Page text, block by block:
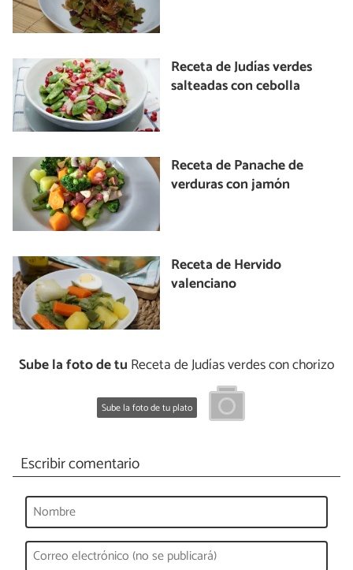
Receta de Judías verdes
salteadas con cebolla
Receta de Panache de
verduras con jamón
Receta de Hervido
valenciano
Sube la foto de tu Receta de Judías verdes con chorizo
Sube la foto de tu plato
Escribir comentario